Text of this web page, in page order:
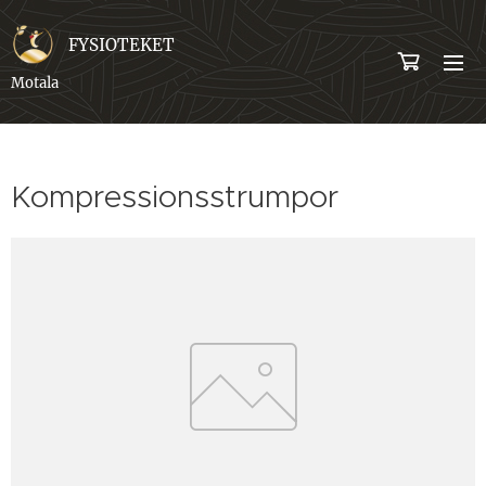
FYSIOTEKET
Motala
Kompressionsstrumpor